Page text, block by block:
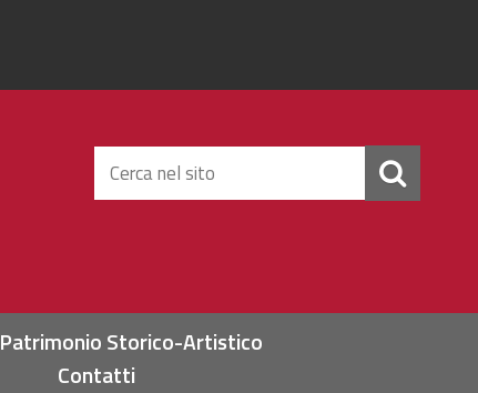
Cerca
nel
Patrimonio Storico-Artistico
Contatti